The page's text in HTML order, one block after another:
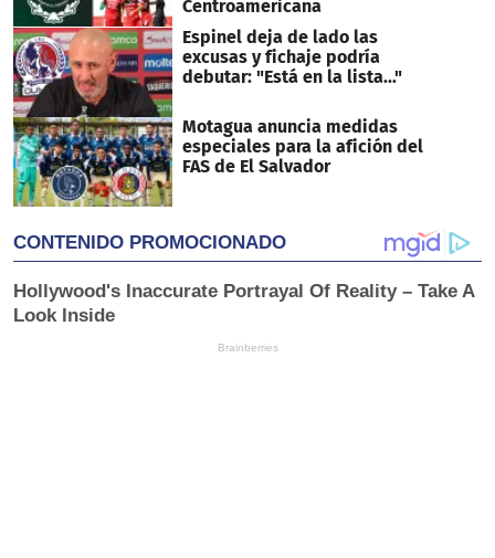
Centroamericana
Espinel deja de lado las
excusas y fichaje podría
debutar: "Está en la lista..."
Motagua anuncia medidas
especiales para la afición del
FAS de El Salvador